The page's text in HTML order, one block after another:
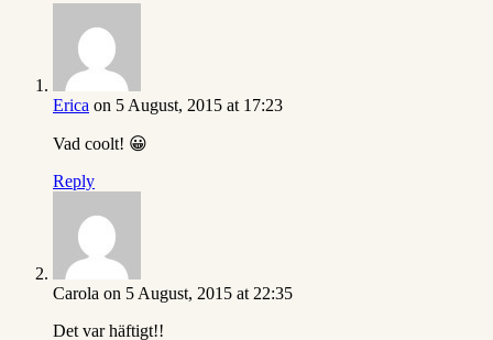
Erica on 5 August, 2015 at 17:23
Vad coolt! 😀
Reply
Carola on 5 August, 2015 at 22:35
Det var häftigt!!